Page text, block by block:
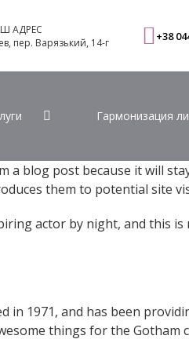
АДРЕС
пер. Варязький, 14-г
+38
Гармонизация
a blog post because it will
them to potential site
actor by night, and this
in 1971, and has been
things for the Gotham